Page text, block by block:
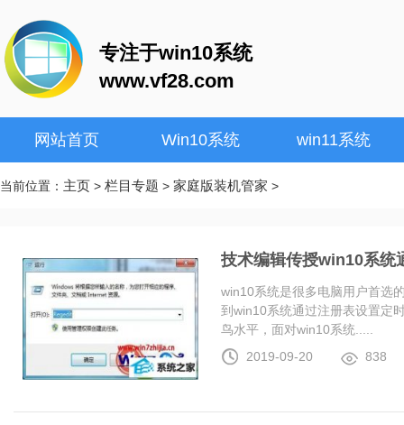
专注于win10系统
www.vf28.com
网站首页 Win10系统 win11系统
当前位置： 主页 > 栏目专题 > 家庭版装机管家 >
技术编辑传授win10系统
win10系统是很多电脑用户首选
到win10系统通过注册表设置定
鸟水平，面对win10系统.....
2019-09-20
838